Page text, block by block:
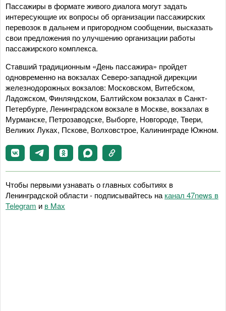
Пассажиры в формате живого диалога могут задать
интересующие их вопросы об организации пассажирских
перевозок в дальнем и пригородном сообщении, высказать
свои предложения по улучшению организации работы
пассажирского комплекса.
Ставший традиционным «День пассажира» пройдет
одновременно на вокзалах Северо-западной дирекции
железнодорожных вокзалов: Московском, Витебском,
Ладожском, Финляндском, Балтийском вокзалах в Санкт-
Петербурге, Ленинградском вокзале в Москве, вокзалах в
Мурманске, Петрозаводске, Выборге, Новгороде, Твери,
Великих Луках, Пскове, Волховстрое, Калининграде Южном.
Чтобы первыми узнавать о главных событиях в
Ленинградской области - подписывайтесь на канал 47news в
Telegram и в Maх